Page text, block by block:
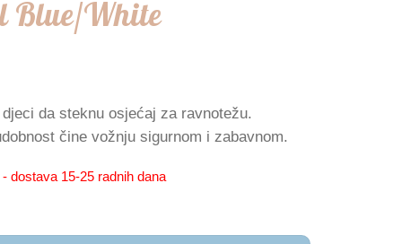
Blue/White
da steknu osjećaj za ravnotežu.
čine vožnju sigurnom i zabavnom.
dostava 15-25 radnih dana